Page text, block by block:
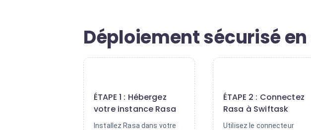
Déploiement sécurisé
ÉTAPE 1 : Hébergez
votre instance Rasa
Installez Rasa dans votre
ÉTAPE 2 : Connectez
Rasa à Swiftask
Utilisez le connecteur